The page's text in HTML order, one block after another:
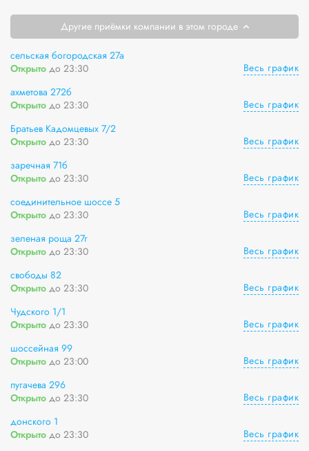
Другие приёмки компании в этом городе
сельская богородская 27а
Открыто до 23:30
Весь график
ахметова 272б
Открыто до 23:30
Весь график
Братьев Кадомцевых 7/2
Открыто до 23:30
Весь график
заречная 71б
Открыто до 23:30
Весь график
соединительное шоссе 5
Открыто до 23:30
Весь график
зеленая роща 27г
Открыто до 23:30
Весь график
свободы 82
Открыто до 23:30
Весь график
Чудского 1/1
Открыто до 23:30
Весь график
шоссейная 99
Открыто до 23:00
Весь график
пугачева 296
Открыто до 23:30
Весь график
донского 1
Открыто до 23:30 Весь график